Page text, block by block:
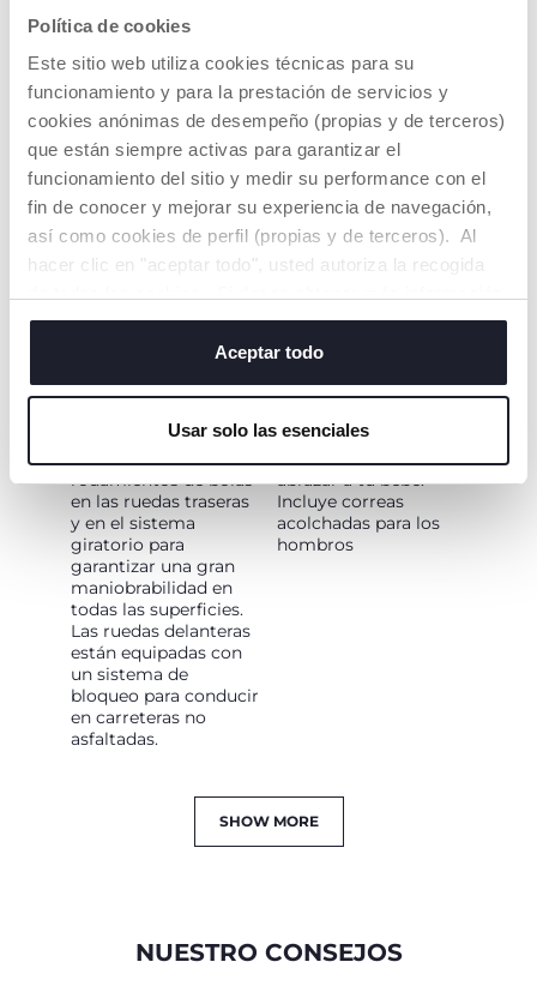
Política de cookies
Este sitio web utiliza cookies técnicas para su
funcionamiento y para la prestación de servicios y
cookies anónimas de desempeño (propias y de terceros)
que están siempre activas para garantizar el
funcionamiento del sitio y medir su performance con el
fin de conocer y mejorar su experiencia de navegación,
así como cookies de perfil (propias y de terceros). Al
hacer clic en "aceptar todo", usted autoriza la recogida
o cambiar o revocar el consentimiento de todas o
algunas cookies, haga clic en "mostrar detalles". Al
cerrar este banner, usted consiente en utilizar
servicio solicitado.
Aceptar todo
Usar solo las esenciales
cerrado, el cochecito
en pie y puede
transportarse
fácilmente utilizando
la funda de protección
como asa.
ajustar en diferentes
posiciones gracias a la
cinta que se puede
operar con una sola
RENDIMIENTO
Amortiguadores en
todas las ruedas;
rodamientos de bolas
en las ruedas traseras
y en el sistema
giratorio para
garantizar una gran
maniobrabilidad en
todas las superficies.
Las ruedas delanteras
están equipadas con
un sistema de
bloqueo para conducir
en carreteras no
asfaltadas.
CÓMODO
Asiento amplio y bien
acolchado para
abrazar a tu bebé.
Incluye correas
acolchadas para los
hombros
SHOW MORE
NUESTRO CONSEJOS